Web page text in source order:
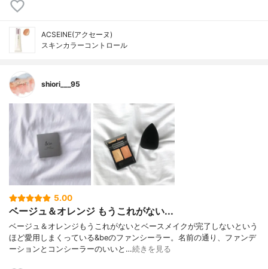
ACSEINE(アクセーヌ)
スキンカラーコントロール
shiori___95
5.00
ベージュ＆オレンジ もうこれがない...
ベージュ＆オレンジもうこれがないとベースメイクが完了しないという
ほど愛用しまくっている&beのファンシーラー。名前の通り、ファンデ
ーションとコンシーラーのいいと…続きを見る